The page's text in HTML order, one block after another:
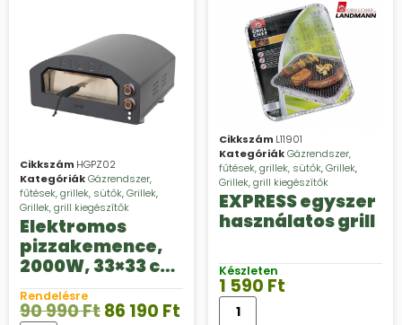
Cikkszám HGPZ02
KategóriákGázrendszer,
fűtések, grillek, sütők,Grillek,
Grillek, grill kiegészítők
Elektromos
pizzakemence,
2000W, 33×33 cm
sütési felület
Rendelésre
90 990Ft86 190 Ft
Cikkszám L11901
KategóriákGázrendszer,
fűtések, grillek, sütők,Grillek,
Grillek, grill kiegészítők
EXPRESS egyszer
használatos grill
Készleten
1 590 Ft